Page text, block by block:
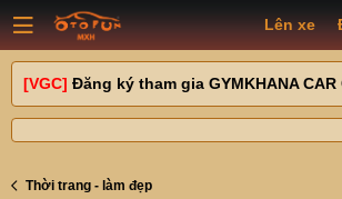
Lên xe
[VGC] Đăng ký tham gia GYMKHANA CAR
Thời trang - làm đẹp